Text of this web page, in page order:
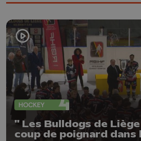
HOCKEY
" Les Bulldogs de
coup de poignard dans